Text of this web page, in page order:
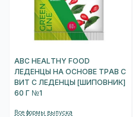
ABC HEALTHY FOOD
ЛЕДЕНЦЫ НА ОСНОВЕ ТРАВ С
ВИТ С ЛЕДЕНЦЫ [ШИПОВНИК]
60 Г №1
Все формы выпуска